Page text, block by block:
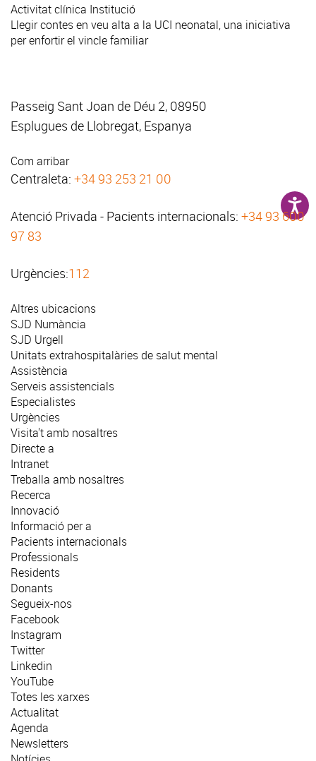
Activitat clínica Institució
Llegir contes en veu alta a la UCI neonatal, una iniciativa
per enfortir el vincle familiar
Passeig Sant Joan de Déu 2, 08950
Esplugues de Llobregat, Espanya
Com arribar
Centraleta: +34 93 253 21 00
Atenció Privada - Pacients internacionals: +34 93 600
97 83
Urgències:112
Altres ubicacions
SJD Numància
SJD Urgell
Unitats extrahospitalàries de salut mental
Assistència
Serveis assistencials
Especialistes
Urgències
Visita't amb nosaltres
Directe a
Intranet
Treballa amb nosaltres
Recerca
Innovació
Informació per a
Pacients internacionals
Professionals
Residents
Donants
Segueix-nos
Facebook
Instagram
Twitter
Linkedin
YouTube
Totes les xarxes
Actualitat
Agenda
Newsletters